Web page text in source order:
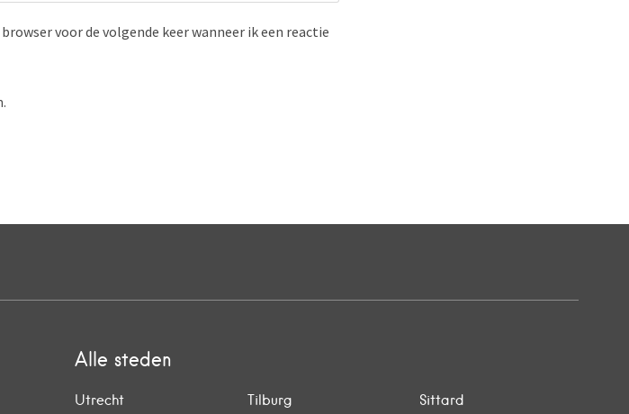
voor de volgende keer wanneer ik een reactie
Alle steden
Utrecht Tilburg
Sittard